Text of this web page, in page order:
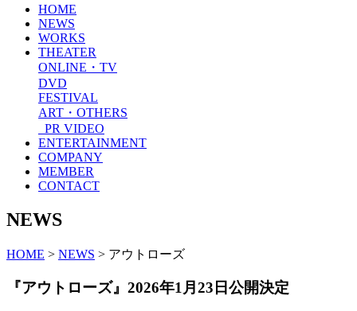
HOME
NEWS
WORKS
THEATER
ONLINE・TV
DVD
FESTIVAL
ART・OTHERS
_PR VIDEO
ENTERTAINMENT
COMPANY
MEMBER
CONTACT
NEWS
HOME > NEWS > アウトローズ
『アウトローズ』2026年1月23日公開決定